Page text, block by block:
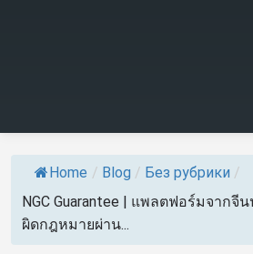
Home / Blog / Без рубрики /
NGC Guarantee | แพลตฟอร์มจากจี
ผิดกฎหมายผ่าน...